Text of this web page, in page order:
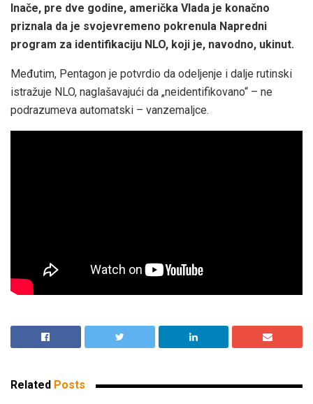
Inače, pre dve godine, američka Vlada je konačno
priznala da je svojevremeno pokrenula Napredni
program za identifikaciju NLO, koji je, navodno, ukinut.
Međutim, Pentagon je potvrdio da odeljenje i dalje rutinski
istražuje NLO, naglašavajući da „neidentifikovano“ – ne
podrazumeva automatski – vanzemaljce.
Related Posts